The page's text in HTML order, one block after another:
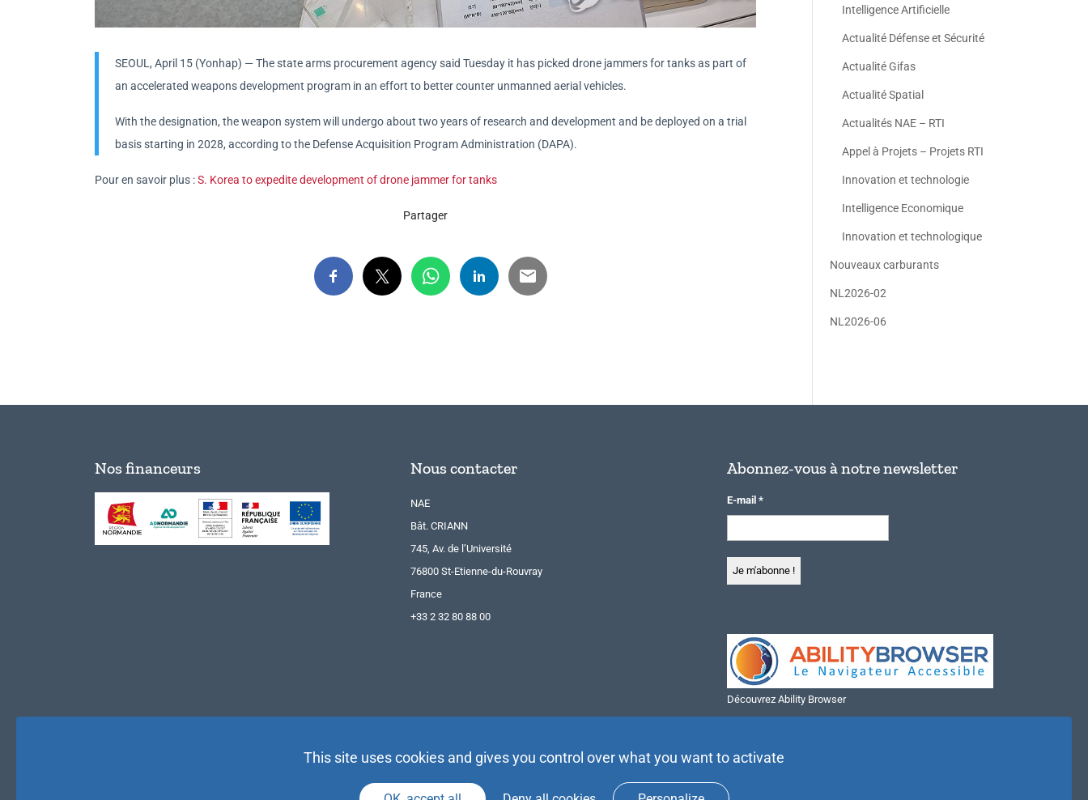
SEOUL, April 15 (Yonhap) — The state arms procurement agency said Tuesday it has picked drone jammers for tanks as part of
an accelerated weapons development program in an effort to better counter unmanned aerial vehicles.
With the designation, the weapon system will undergo about two years of research and development and be deployed on a trial
basis starting in 2028, according to the Defense Acquisition Program Administration (DAPA).
Pour en savoir plus :S. Korea to expedite development of drone jammer for tanks
Partager
Intelligence Artificielle
Actualité Défense et Sécurité
Actualité Gifas
Actualité Spatial
Actualités NAE – RTI
Appel à Projets – Projets RTI
Innovation et technologie
Intelligence Economique
Innovation et technologique
Nouveaux carburants
NL2026-02
NL2026-06
Nos financeurs Nous contacter
NAE
Bât. CRIANN
745, Av. de l’Université
76800 St-Etienne-du-Rouvray
France
+33 2 32 80 88 00
Abonnez-vous à notre newsletter
E-mail *
Découvrez Ability Browser
This site uses cookies and gives you control over what you want to activate